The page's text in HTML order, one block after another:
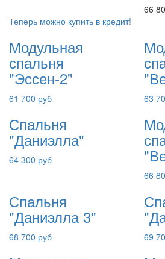
66
Теперь можно купить в кредит!
Модульная
спальня
"Эссен-2"
61 700 руб 63
Спальня
"Даниэлла"
64 300 руб
66
Спальня
"Даниэлла 3"
68 700 руб 69